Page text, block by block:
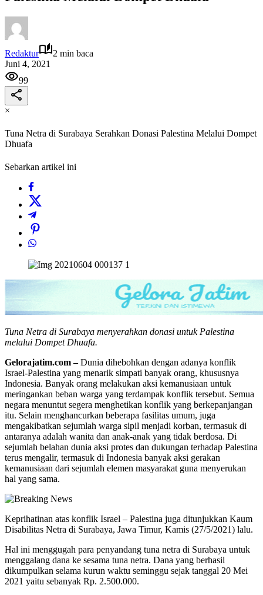
Redaktur
2 min baca
Juni 4, 2021
99
×
Tuna Netra di Surabaya Serahkan Donasi Palestina Melalui Dompet
Dhuafa
Sebarkan artikel ini
Tuna Netra di Surabaya menyerahkan donasi untuk Palestina
melalui Dompet Dhuafa.
Gelorajatim.com –Dunia dihebohkan dengan adanya konflik
Israel-Palestina yang menarik simpati banyak orang, khususnya
Indonesia. Banyak orang melakukan aksi kemanusiaan untuk
meringankan beban warga yang terdampak konflik tersebut. Semua
negara menuntut segera menghetikan konflik yang berkepanjangan
itu. Selain menghancurkan beberapa fasilitas umum, juga
mengakibatkan sejumlah warga sipil menjadi korban, termasuk di
antaranya adalah wanita dan anak-anak yang tidak berdosa. Di
sejumlah belahan dunia aksi protes dan dukungan terhadap Palestina
terus mengalir, termasuk di Indonesia banyak aksi gerakan
kemanusiaan dari sejumlah elemen masyarakat guna menyerukan
hal yang sama.
Keprihatinan atas konflik Israel – Palestina juga ditunjukkan Kaum
Disabilitas Netra di Surabaya, Jawa Timur, Kamis (27/5/2021) lalu.
Hal ini menggugah para penyandang tuna netra di Surabaya untuk
menggalang dana ke sesama tuna netra. Dana yang berhasil
dikumpulkan selama kurun waktu seminggu sejak tanggal 20 Mei
2021 yaitu sebanyak Rp. 2.500.000.